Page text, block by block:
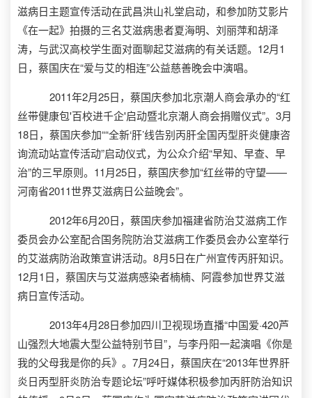
滋病日主题宣传活动在武昌洪山礼堂启动，和参加防艾影片
《在一起》拍摄的三名艾滋病患者夏海明、刘丽萍和胡泽
涛，与武汉高校学生面对面聊起艾滋病的有关话题。12月1
日，蔡国庆在“爱与艾的相连”公益慈善晚会中演唱。
2011年2月25日，蔡国庆参加北京潮人商会承办的“红
丝带健康包'百校进千企'启动暨北京潮人商会捐赠仪式”。3月
18日，蔡国庆参加““全新‘肝’线告别丙肝全国丙型肝炎健康咨
询流动站宣传活动”启动仪式，为公众介绍“早知、早查、早
治”的三早原则。11月25日，蔡国庆参加“红丝带的守望——
河南省2011世界艾滋病日公益晚会”。
2012年6月20日，蔡国庆参加福建省防治艾滋病工作
委员会办公室配合国务院防治艾滋病工作委员会办公室举行
的艾滋病防治政策宣讲活动。8月5日在广州宣传丙肝知识。
12月1日，蔡国庆与艾滋病感染者楠楠、阿霞参加世界艾滋
病日宣传活动。
2013年4月28日参加四川卫视现场直播“中国爱·420芦
山强烈大地震大型公益特别节目”，与李丹阳一起演唱《你是
我的父母我是你的兵》。7月24日，蔡国庆在“2013年世界肝
炎日丙型肝炎防治专题论坛”呼吁媒体积极参加丙肝防治知识